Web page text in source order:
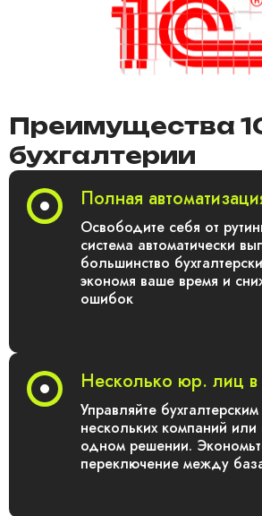
Преимущества
бухгалтерии
Полная
Освободите себя от
система автоматически
большинство
экономя ваше время и
ошибок
Несколько юр. лиц
Управляйте
нескольких компаний
одном решении.
переключение между